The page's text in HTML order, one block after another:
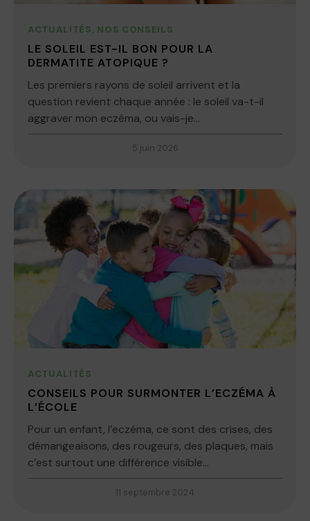
ACTUALITÉS, NOS CONSEILS
LE SOLEIL EST-IL BON POUR LA
DERMATITE ATOPIQUE ?
Les premiers rayons de soleil arrivent et la
question revient chaque année : le soleil va-t-il
aggraver mon eczéma, ou vais-je...
5 juin 2026
ACTUALITÉS
CONSEILS POUR SURMONTER L’ECZÉMA À
L’ÉCOLE
Pour un enfant, l’eczéma, ce sont des crises, des
démangeaisons, des rougeurs, des plaques, mais
c’est surtout une différence visible...
11 septembre 2024